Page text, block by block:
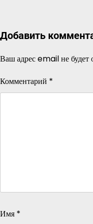
Добавить
Ваш адрес email не будет
Комментарий *
Имя *